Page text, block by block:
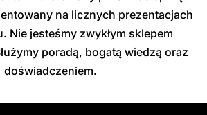
na licznych prezentacjach
Nie jesteśmy zwykłym sklepem
poradą, bogatą wiedzą oraz
doświadczeniem.